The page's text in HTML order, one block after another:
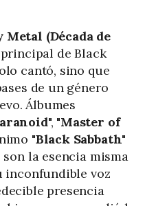
(Década de
de Black
cantó, sino que
de un género
Álbumes
", "Master of
"Black Sabbath"
la esencia misma
inconfundible voz
presencia